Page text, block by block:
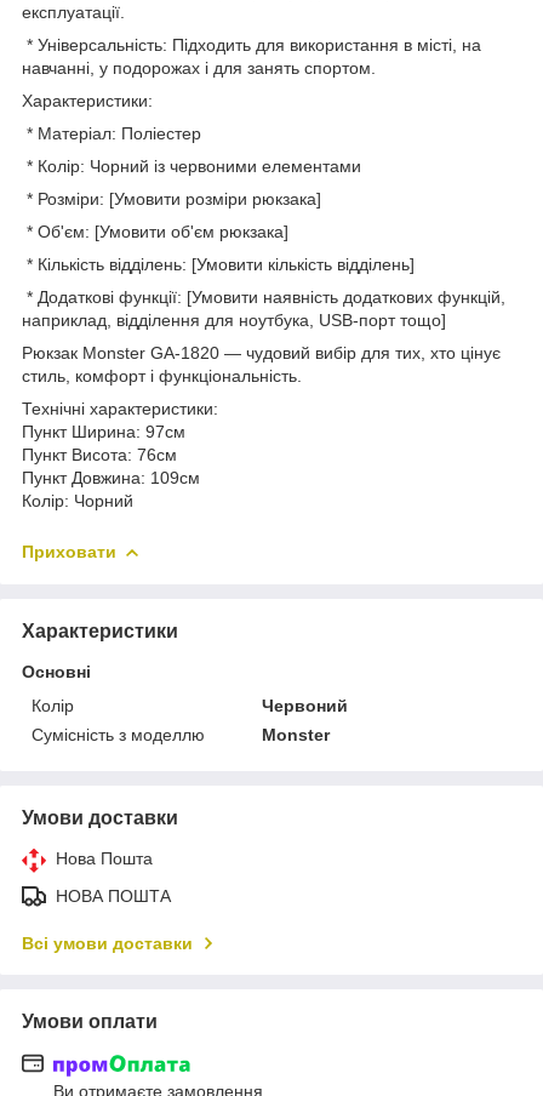
експлуатації.
* Універсальність: Підходить для використання в місті, на
навчанні, у подорожах і для занять спортом.
Характеристики:
* Матеріал: Поліестер
* Колір: Чорний із червоними елементами
* Розміри: [Умовити розміри рюкзака]
* Об'єм: [Умовити об'єм рюкзака]
* Кількість відділень: [Умовити кількість відділень]
* Додаткові функції: [Умовити наявність додаткових функцій,
наприклад, відділення для ноутбука, USB-порт тощо]
Рюкзак Monster GA-1820 — чудовий вибір для тих, хто цінує
стиль, комфорт і функціональність.
Технічні характеристики:
Пункт Ширина: 97см
Пункт Висота: 76см
Пункт Довжина: 109см
Колір: Чорний
Приховати
Характеристики
Основні
Колір
Червоний
Сумісність з моделлю
Monster
Умови доставки
Нова Пошта
НОВА ПОШТА
Всі умови доставки
Умови оплати
Ви отримаєте замовлення